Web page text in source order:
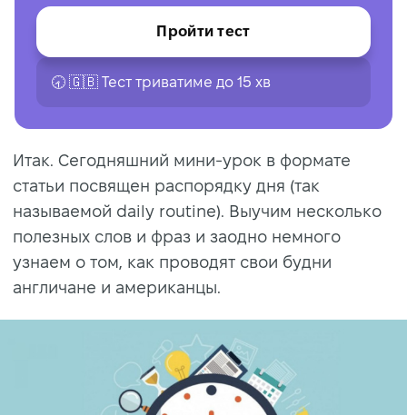
Пройти тест
🕣 🇬🇧 Тест триватиме до 15 хв
Итак. Сегодняшний мини-урок в формате
статьи посвящен распорядку дня (так
называемой daily routine). Выучим несколько
полезных слов и фраз и заодно немного
узнаем о том, как проводят свои будни
англичане и американцы.